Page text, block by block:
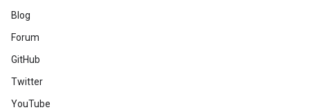
Blog
Forum
GitHub
Twitter
YouTube